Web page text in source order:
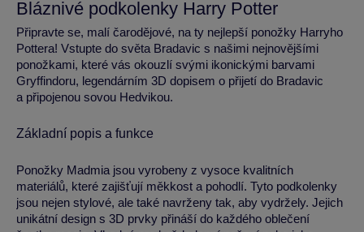
Bláznivé podkolenky Harry Potter
Připravte se, malí čarodějové, na ty nejlepší ponožky Harryho
Pottera! Vstupte do světa Bradavic s našimi nejnovějšími
ponožkami, které vás okouzlí svými ikonickými barvami
Gryffindoru, legendárním 3D dopisem o přijetí do Bradavic
a připojenou sovou Hedvikou.
Základní popis a funkce
Ponožky Madmia jsou vyrobeny z vysoce kvalitních
materiálů, které zajišťují měkkost a pohodlí. Tyto podkolenky
jsou nejen stylové, ale také navrženy tak, aby vydržely. Jejich
unikátní design s 3D prvky přináší do každého oblečení